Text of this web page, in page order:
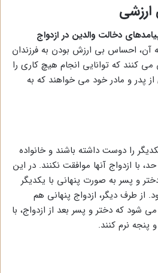
دخالت والدین در ازدواج
آن، احساس بی ارزش بودن به فرزندان
که توانایی انجام هیچ کاری را
از پدر و مادر خود می خواهند که به
را دوست داشته باشند و خانواده
با ازدواج آنها موافقت نکنند. در این
و پسر به صورت پنهانی با یکدیگر
از طرف دیگر، ازدواج پنهانی هم
شود که دختر و پسر بعد از ازدواج، با
نرم کنند.